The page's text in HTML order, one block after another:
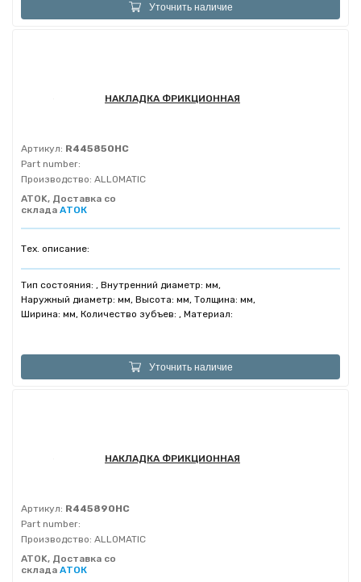
Уточнить наличие
НАКЛАДКА ФРИКЦИОННАЯ
Артикул: R445850HC
Part number:
Производство: ALLOMATIC
ATOK, Доставка со
склада АТОК
Тех. описание:
Тип состояния: , Внутренний диаметр: мм,
Наружный диаметр: мм, Высота: мм, Толщина: мм,
Ширина: мм, Количество зубъев: , Материал:
Уточнить наличие
НАКЛАДКА ФРИКЦИОННАЯ
Артикул: R445890HC
Part number:
Производство: ALLOMATIC
ATOK, Доставка со
склада АТОК